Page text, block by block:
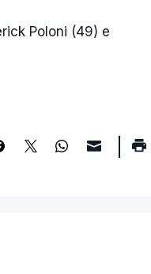
Poloni (49) e